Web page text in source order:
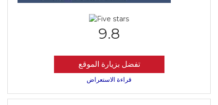
9.8
تفضل بزيارة الموقع
قراءة الاستعراض